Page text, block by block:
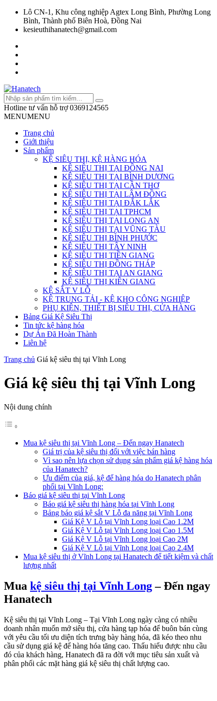
Lô CN-1, Khu công nghiệp Agtex Long Bình, Phường Long
Bình, Thành phố Biên Hoà, Đồng Nai
kesieuthihanatech@gmail.com
Hotline tư vấn hỗ trợ 0369124565
MENUMENU
Trang chủ
Giới thiệu
Sản phẩm
KỆ SIÊU THỊ, KỆ HÀNG HÓA
KỆ SIÊU THỊ TẠI ĐỒNG NAI
KỆ SIÊU THỊ TẠI BÌNH DƯƠNG
KỆ SIÊU THỊ TẠI CẦN THƠ
KỆ SIÊU THỊ TẠI LÂM ĐỒNG
KỆ SIÊU THỊ TẠI ĐẮK LẮK
KỆ SIÊU THỊ TẠI TPHCM
KỆ SIÊU THỊ TẠI LONG AN
KỆ SIÊU THỊ TẠI VŨNG TÀU
KỆ SIÊU THỊ BÌNH PHƯỚC
KỆ SIÊU THỊ TÂY NINH
KỆ SIÊU THỊ TIỀN GIANG
KỆ SIÊU THỊ ĐỒNG THÁP
KỆ SIÊU THỊ TẠI AN GIANG
KỆ SIÊU THỊ KIÊN GIANG
KỆ SẮT V LỖ
KỆ TRUNG TẢI - KỆ KHO CÔNG NGHIỆP
PHỤ KIỆN, THIẾT BỊ SIÊU THỊ, CỬA HÀNG
Bảng Giá Kệ Siêu Thị
Tin tức kệ hàng hóa
Dự Án Đã Hoàn Thành
Liên hệ
Trang chủ Giá kệ siêu thị tại Vĩnh Long
Giá kệ siêu thị tại Vĩnh Long
Nội dung chính
Mua kệ siêu thị tại Vĩnh Long – Đến ngay Hanatech
Giá trị của kệ siêu thị đối với việc bán hàng
Vì sao nên lựa chọn sử dụng sản phẩm giá kệ hàng hóa
của Hanatech?
Ưu điểm của giá, kệ để hàng hóa do Hanatech phân
phối tại Vĩnh Long:
Báo giá kệ siêu thị tại Vĩnh Long
Báo giá kệ siêu thị hàng hóa tại Vĩnh Long
Bảng báo giá kệ sắt V Lỗ đa năng tại Vĩnh Long
Giá Kệ V Lỗ tại Vĩnh Long loại Cao 1.2M
Giá Kệ V Lỗ tại Vĩnh Long loại Cao 1.5M
Giá Kệ V Lỗ tại Vĩnh Long loại Cao 2M
Giá Kệ V Lỗ tại Vĩnh Long loại Cao 2.4M
Mua kệ siêu thị ở Vĩnh Long tại Hanatech để tiết kiệm và chất
lượng nhất
Mua kệ siêu thị tại Vĩnh Long– Đến ngay
Hanatech
Kệ siêu thị tại Vĩnh Long – Tại Vĩnh Long ngày càng có nhiều
doanh nhân muốn mở siêu thị, cửa hàng tạp hóa để buôn bán cùng
với yêu cầu tối ưu diện tích trưng bày hàng hóa, đã kéo theo nhu
cầu sử dụng giá kệ để hàng hóa tăng cao. Thấu hiểu được nhu cầu
đó của khách hàng, Hanatech đã ra đời với mục tiêu sản xuất và
phân phối các mặt hàng giá kệ siêu thị chất lượng cao.